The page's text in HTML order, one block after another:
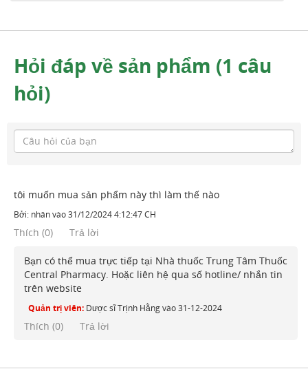
Hỏi đáp về sản phẩm (1 câu
hỏi)
tôi muốn mua sản phẩm này thì làm thế nào
Bởi: nhânvào31/12/2024 4:12:47 CH
Thích (0) Trả lời
Bạn có thể mua trực tiếp tại Nhà thuốc Trung Tâm Thuốc
Central Pharmacy. Hoặc liên hệ qua số hotline/ nhắn tin
trên website
Quản trị viên: Dược sĩ Trịnh Hằngvào31-12-2024
Thích (0) Trả lời